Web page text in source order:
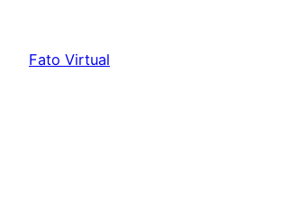
content
Fato Virtual